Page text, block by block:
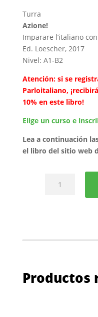
Turra
Azione!
Imparare l’italiano
Ed. Loescher, 2017
Nivel: A1-B2
Atención: si se
Parloitaliano,
10% en este libro!
Elige un curso e
Lea a continuación
el libro del sitio web
Productos